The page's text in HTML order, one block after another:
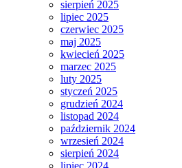
sierpień 2025
lipiec 2025
czerwiec 2025
maj 2025
kwiecień 2025
marzec 2025
luty 2025
styczeń 2025
grudzień 2024
listopad 2024
październik 2024
wrzesień 2024
sierpień 2024